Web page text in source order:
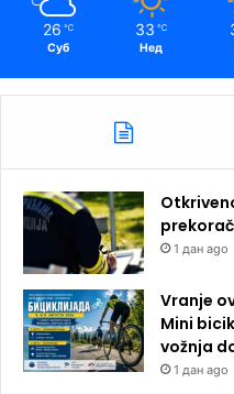
26 ℃
Суб
33 ℃
Нед
1 дан ago
Vranje
Mini
vožnja
1 дан ago